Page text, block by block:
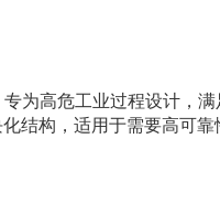
为高危工业过程设计，
结构，适用于需要高可靠